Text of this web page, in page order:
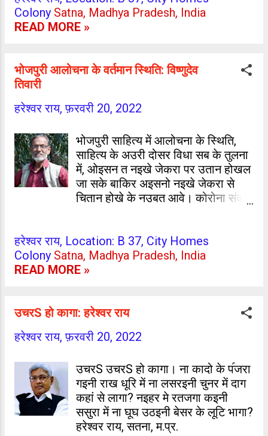
सुमन के कहानी 'मलिकार' के बारे मे...
होता भुईं सरग के बिआह हसीं जा हाहा
हाहा। हरेश्वर राय, सतना, म.प्र.
Colony Satna, Madhya Pradesh, India
READ MORE »
भोजपुरी आलोचना के वर्तमान स्थिति: विष्णुदेव
तिवारी
हरेश्वर राय,फ़रवरी 20, 2022
भोजपुरी साहित्य में आलोचना के स्थिति,
साहित्य के अउरी दोसर विधा सब के तुलना
में, ओइसन त नइखे जेकरा पर उतान होखल
जा सके बाकिर अइसनो नइखे जेकरा से
चितान होखे के नउबत आवे। कोरोना संकट
लोग विभिन्न आभासियो माध्यमन के जरिए,
साहित्य अउर ओकरा के रचे वाला
साहित्यकारन के ऊपर कुछ नया ढँग से बात
भोजपुरिया समाज' जइसन कई डिजिटल
पटल पर महत्वपूर्ण कार्यक्रम भइले स।
'पचमेल' के संस्थापक प्रो. पृथ्वीराज सिंह त'
सर्वेक्षण पर बात शुरु कइले आ उनकरा भाषा
सर्वेक्षण सम्बन्धी वॉल्यूम-5, खंड-2 के,
जेकरा में बिहारी भाषा भोजपुरी, मैथिली आ
मगही बोली के सम्बन्ध में बात बा, अनुवाद
कइले आ किताब रूप में छपवले। क़िताब के
हरेश्वर राय, Location: B 37, City Homes
Colony Satna, Madhya Pradesh, India
READ MORE »
उचरS हो कागा: हरेश्वर राय
हरेश्वर राय,फ़रवरी 20, 2022
उचरS उचरS हो कागा। ना कादो के प॔जरा
गइनी राख धूरि में ना लसरइनी चुनर में दाग
कहां से लागा? नइहर मे रतजगा कइनी
ससुरा में ना घूघ उठइनी बेसर के लूटि भागा?
हरेश्वर राय, सतना, म.प्र.